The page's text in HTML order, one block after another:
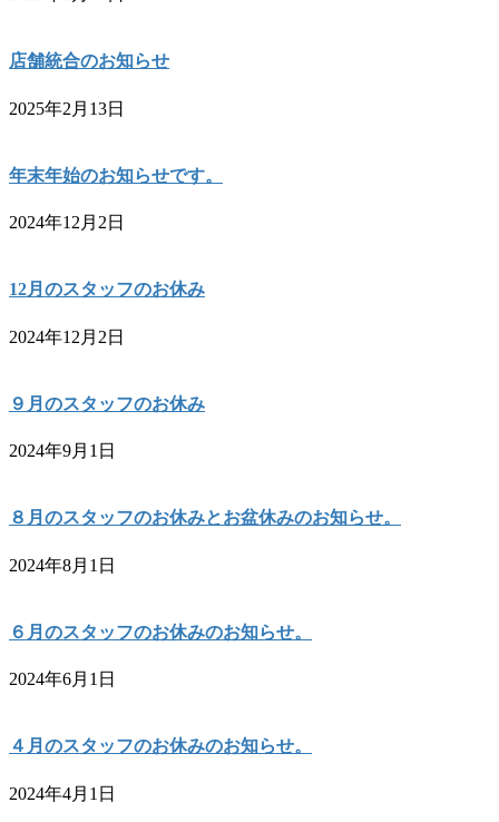
店舗統合のお知らせ
2025年2月13日
年末年始のお知らせです。
2024年12月2日
12月のスタッフのお休み
2024年12月2日
９月のスタッフのお休み
2024年9月1日
８月のスタッフのお休みとお盆休みのお知らせ。
2024年8月1日
６月のスタッフのお休みのお知らせ。
2024年6月1日
４月のスタッフのお休みのお知らせ。
2024年4月1日